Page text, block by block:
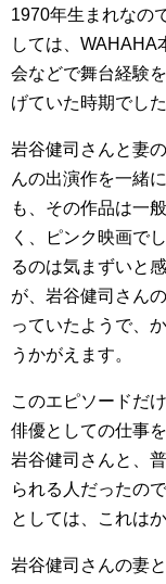
1970年生まれなの
しては、WAHAHA
会などで舞台経験
げていた時期でした
岩谷健司さんと妻
んの出演作を一緒
も、その作品は一
く、ピンク映画で
るのは気まずいと
が、岩谷健司さん
っていたようで、
うかがえます。
このエピソードだ
俳優としての仕事
岩谷健司さんと、
られる人だったの
としては、これは
岩谷健司さんの妻